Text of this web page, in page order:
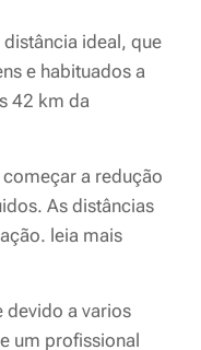
ideal, que
e habituados a
42 km da
a redução
As distâncias
leia mais
devido a varios
um profissional